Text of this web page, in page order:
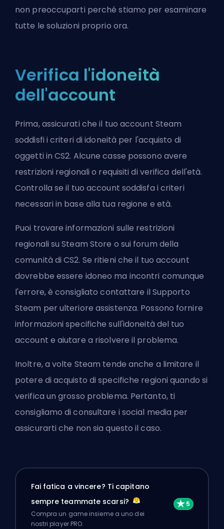
non preoccuparti perché stiamo per esaminare
tutte le soluzioni proprio ora.
Verifica l'idoneità
dell'account
Prima, assicurati che il tuo account Steam
soddisfi i criteri di idoneità per l'acquisto di
oggetti in CS2. Alcune casse possono avere
restrizioni regionali o requisiti di verifica dell'età.
Controlla se il tuo account soddisfa i criteri
necessari in base alla tua regione e età.
Puoi trovare informazioni sulle restrizioni
regionali su Steam Store o sui forum della
comunità di CS2. Se ritieni che il tuo account
dovrebbe essere idoneo ma incontri comunque
l'errore, è consigliato contattare il Supporto
Steam per ulteriore assistenza. Possono fornire
informazioni specifiche sull'idoneità del tuo
account e aiutare a risolvere il problema.
Inoltre, a volte Steam tende anche a limitare il
potere di acquisto di specifiche regioni quando si
verifica un grosso problema. Pertanto, ti
consigliamo di consultare i social media per
assicurarti che non sia questo il caso.
Fai fatica a vincere? Ti capitano
sempre teammate scarsi?
Compra un game insieme a uno dei
nostri player PRO.